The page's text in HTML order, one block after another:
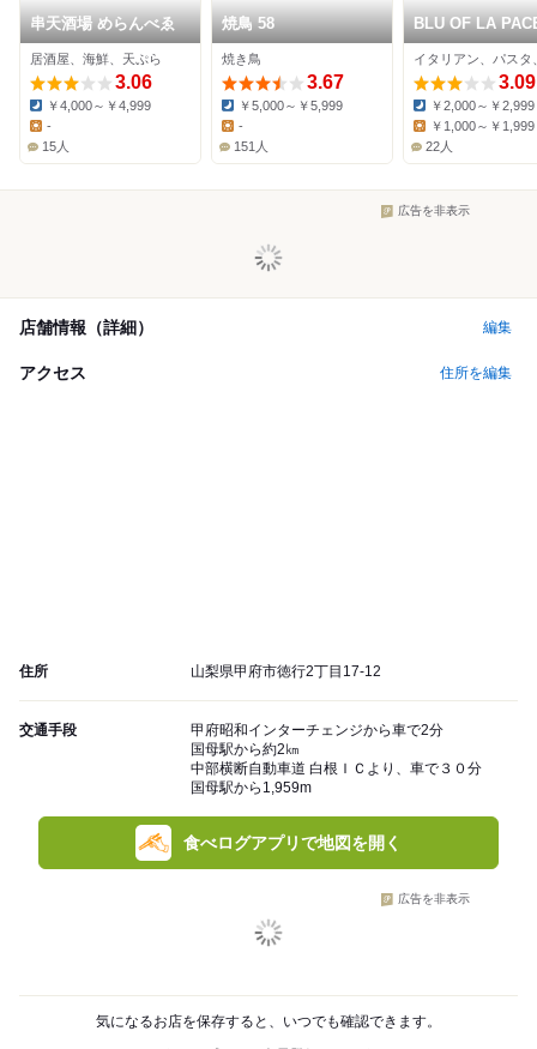
串天酒場 めらんべゑ
居酒屋、海鮮、天ぷら
3.06
Dinner:
￥4,000～￥4,999
Lunch:
-
15人
焼鳥 58
焼き鳥
3.67
Dinner:
￥5,000～￥5,999
-
151人
BLU OF LA
イタリアン、パスタ
3.09
Dinner:
￥2,000～￥2,999
Lunch:
￥1,000～￥1,999
22人
広告を非表示
店舗情報（詳細） 編集
アクセス 住所を編集
住所 山梨県甲府市徳行2丁目17-12
交通手段
甲府昭和インターチェンジから車で2分
国母駅から約2㎞
中部横断自動車道 白根ＩＣより、車で３０分
国母駅から1,959m
食べログアプリで地図を開く
広告を非表示
気になるお店を保存すると、いつでも確認できます。